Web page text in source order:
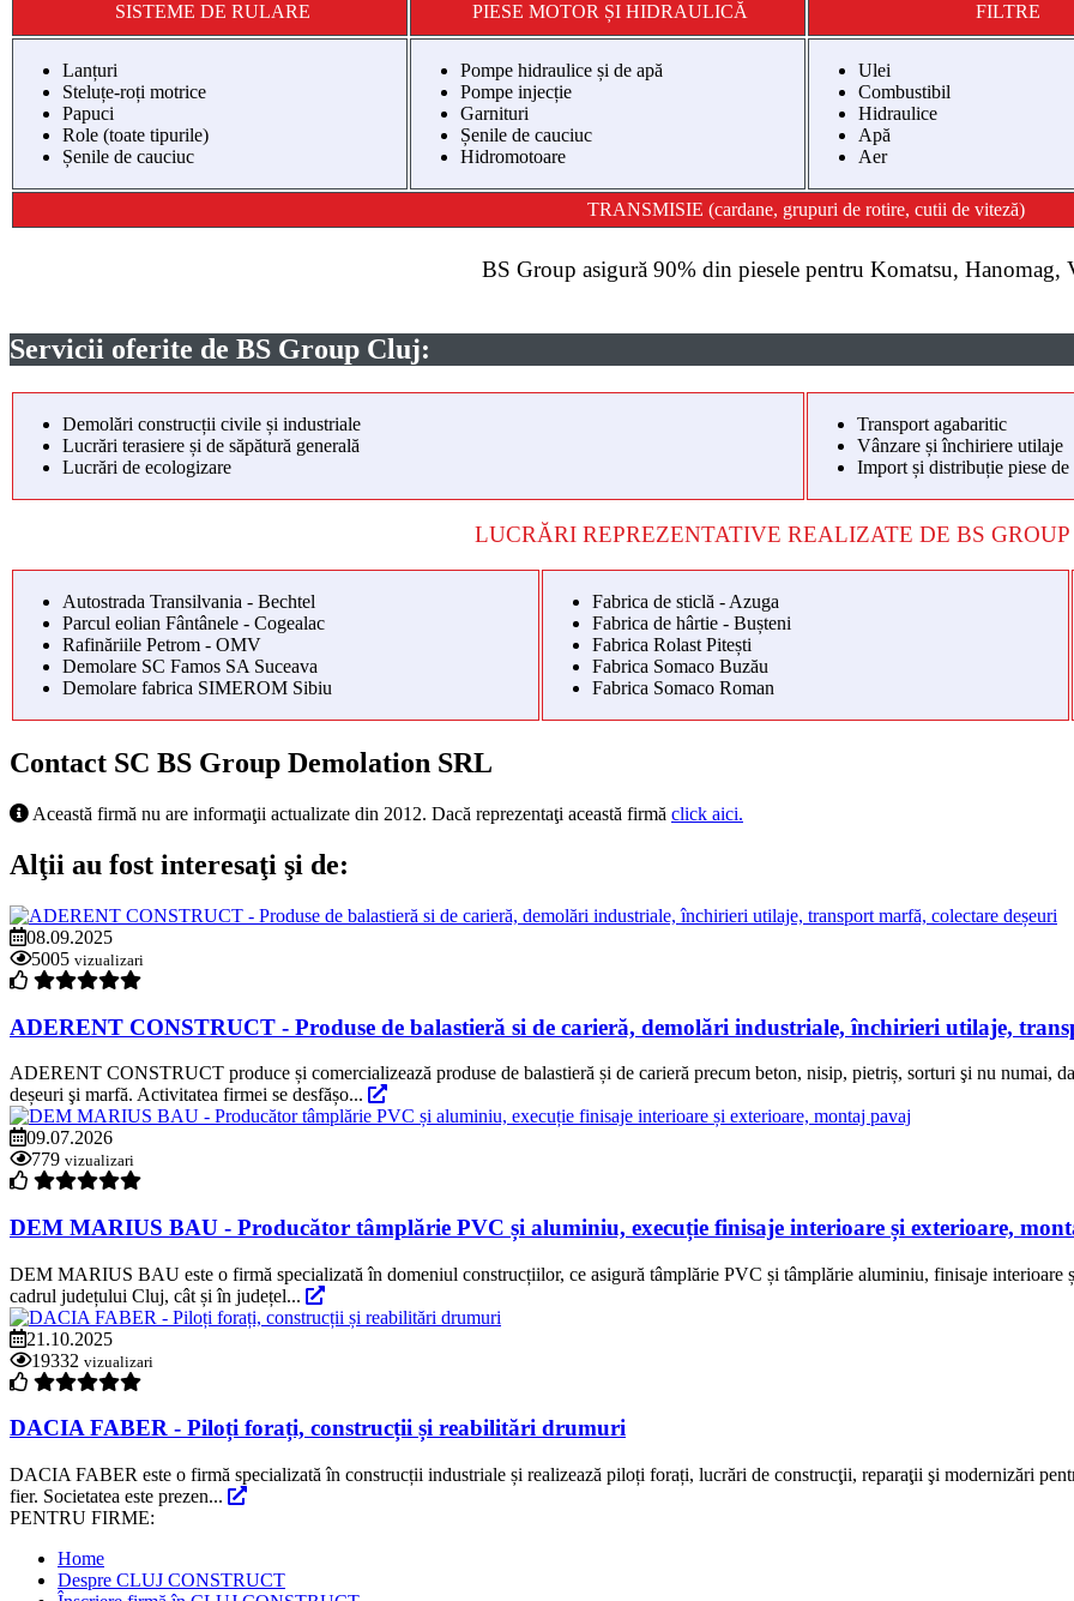
SISTEME DE RULARE PIESE MOTOR ȘI HIDRAULICĂ FILTRE
Lanțuri
Steluțe-roți motrice
Papuci
Role (toate tipurile)
Șenile de cauciuc
Pompe hidraulice și de apă
Pompe injecție
Garnituri
Șenile de cauciuc
Hidromotoare
Ulei
Combustibil
Hidraulice
Apă
Aer
TRANSMISIE (cardane, grupuri de rotire, cutii de viteză)
BS Group asigură 90% din piesele pentru Komatsu, Hanomag,
Servicii oferite de BS Group Cluj:
Demolări construcții civile și industriale
Lucrări terasiere și de săpătură generală
Lucrări de ecologizare
Transport agabaritic
Vânzare și închiriere utilaje
Import și distribuție piese
LUCRĂRI REPREZENTATIVE REALIZATE DE BS GROUP
Autostrada Transilvania - Bechtel
Parcul eolian Fântânele - Cogealac
Rafinăriile Petrom - OMV
Demolare SC Famos SA Suceava
Demolare fabrica SIMEROM Sibiu
Fabrica de sticlă - Azuga
Fabrica de hârtie - Bușteni
Fabrica Rolast Pitești
Fabrica Somaco Buzău
Fabrica Somaco Roman
Contact SC BS Group Demolation SRL
Această firmă nu are informaţii actualizate din 2012. Dacă reprezentaţi această firmă click aici.
Alţii au fost interesaţi şi de:
08.09.2025
5005 vizualizari
ADERENT CONSTRUCT - Produse de balastieră si de carieră, demolări industriale, închirieri utilaje,
ADERENT CONSTRUCT produce și comercializează produse de balastieră și de carieră precum beton, nisip, pietriș, sorturi şi nu numai,
deșeuri şi marfă. Activitatea firmei se desfășo...
09.07.2026
779 vizualizari
DEM MARIUS BAU - Producător tâmplărie PVC și aluminiu, execuție finisaje interioare și exterioare,
DEM MARIUS BAU este o firmă specializată în domeniul construcțiilor, ce asigură tâmplărie PVC și tâmplărie aluminiu, finisaje interioare
cadrul județului Cluj, cât și în județel...
21.10.2025
19332 vizualizari
DACIA FABER - Piloți forați, construcții și reabilitări drumuri
DACIA FABER este o firmă specializată în construcții industriale și realizează piloți forați, lucrări de construcţii, reparaţii şi modernizări
fier. Societatea este prezen...
PENTRU FIRME:
Home
Despre CLUJ CONSTRUCT